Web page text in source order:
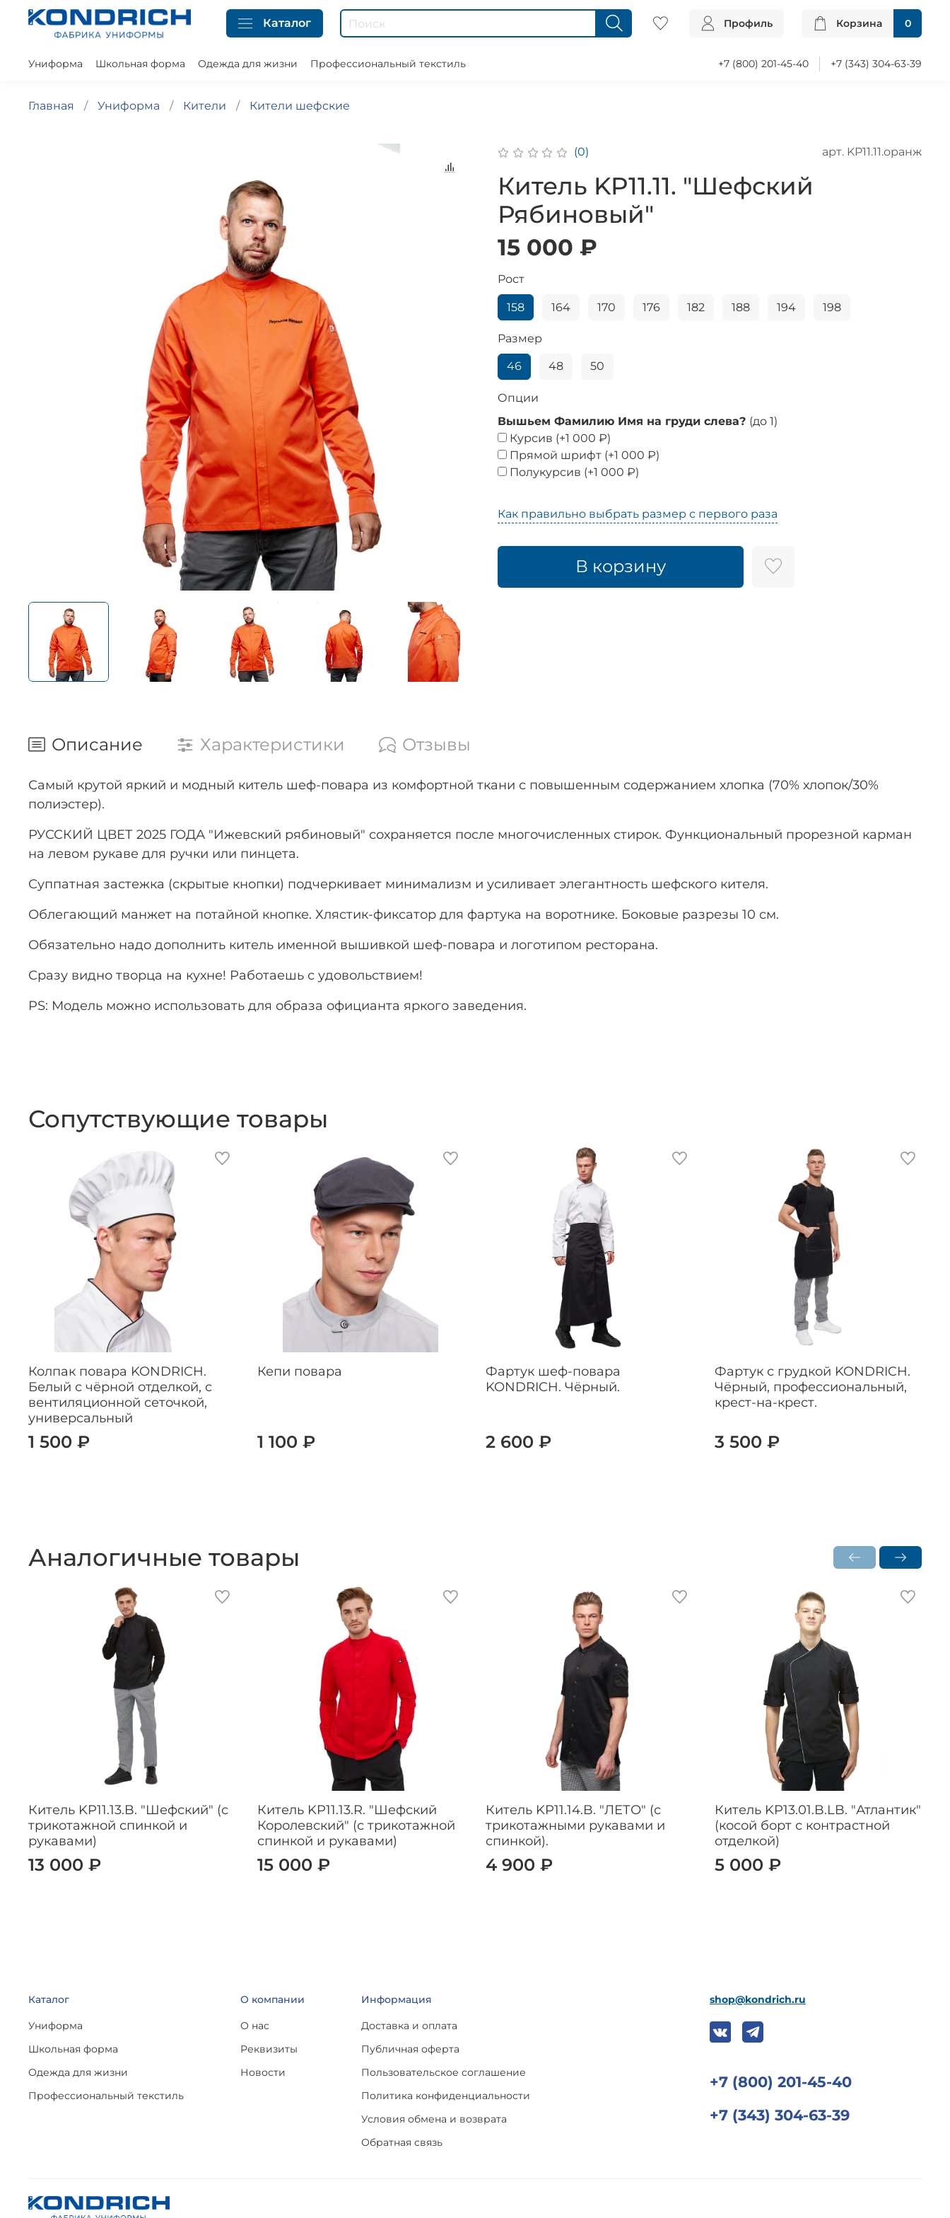
Каталог Профиль Корзина 0
Униформа Школьная форма Одежда для жизни Профессиональный текстиль +7 (800) 201-45-40 +7 (343) 304-63-39
Главная Униформа Кители Кители шефские
(0) арт. KP11.11.оранж
Китель KP11.11. "Шефский
Рябиновый"
15 000 ₽
Как правильно выбрать размер с первого раза
В корзину
Рост
158 164 170 176 182 188 194 198
Размер
46 48 50
Опции
Вышьем Фамилию Имя на груди слева? (до 1)
Курсив (+1 000 ₽)
Прямой шрифт (+1 000 ₽)
Полукурсив (+1 000 ₽)
Описание Характеристики Отзывы
Самый крутой яркий и модный китель шеф-повара из комфортной ткани с повышенным содержанием хлопка (70% хлопок/30%
полиэстер).
РУССКИЙ ЦВЕТ 2025 ГОДА "Ижевский рябиновый" сохраняется после многочисленных стирок. Функциональный прорезной карман
на левом рукаве для ручки или пинцета.
Суппатная застежка (скрытые кнопки) подчеркивает минимализм и усиливает элегантность шефского кителя.
Облегающий манжет на потайной кнопке. Хлястик-фиксатор для фартука на воротнике. Боковые разрезы 10 см.
Обязательно надо дополнить китель именной вышивкой шеф-повара и логотипом ресторана.
Сразу видно творца на кухне! Работаешь с удовольствием!
PS: Модель можно использовать для образа официанта яркого заведения.
Сопутствующие товары
Колпак повара KONDRICH.
Белый с чёрной отделкой, с
вентиляционной сеточкой,
универсальный
1 500 ₽
Кепи повара
1 100 ₽
Фартук шеф-повара
KONDRICH. Чёрный.
2 600 ₽
Фартук с грудкой KONDRICH.
Чёрный, профессиональный,
крест-на-крест.
3 500 ₽
Аналогичные товары
Китель KP11.13.B. "Шефский" (с
трикотажной спинкой и
рукавами)
13 000 ₽
Китель KP11.13.R. "Шефский
Королевский" (с трикотажной
спинкой и рукавами)
15 000 ₽
Китель KP11.14.B. "ЛЕТО" (с
трикотажными рукавами и
спинкой).
4 900 ₽
Китель KP13.01.B.LB. "Атлантик"
(косой борт с контрастной
отделкой)
5 000 ₽
Каталог
Униформа
Школьная форма
Одежда для жизни
Профессиональный текстиль
О компании
О нас
Реквизиты
Новости
Информация
Доставка и оплата
Публичная оферта
Пользовательское соглашение
Политика конфиденциальности
Условия обмена и возврата
Обратная связь
shop@kondrich.ru
+7 (800) 201-45-40
+7 (343) 304-63-39